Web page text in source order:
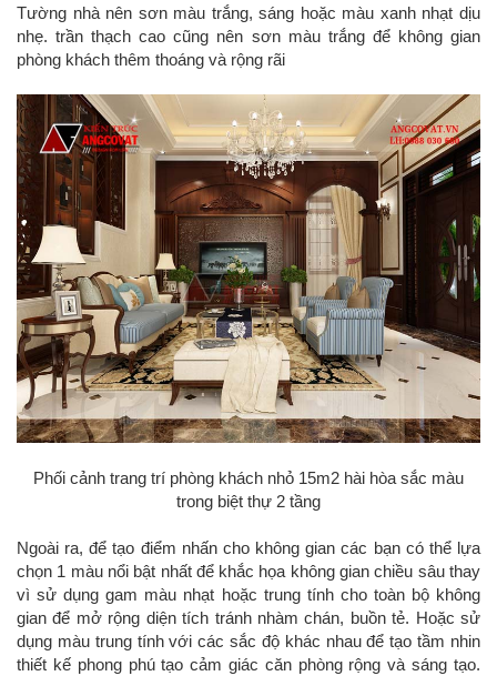
Tường nhà nên sơn màu trắng, sáng hoặc màu xanh nhạt dịu
nhẹ. trần thạch cao cũng nên sơn màu trắng để không gian
phòng khách thêm thoáng và rộng rãi
Phối cảnh trang trí phòng khách nhỏ 15m2 hài hòa sắc màu
trong biệt thự 2 tầng
Ngoài ra, để tạo điểm nhấn cho không gian các bạn có thể lựa
chọn 1 màu nổi bật nhất để khắc họa không gian chiều sâu thay
vì sử dụng gam màu nhạt hoặc trung tính cho toàn bộ không
gian để mở rộng diện tích tránh nhàm chán, buồn tẻ. Hoặc sử
dụng màu trung tính với các sắc độ khác nhau để tạo tầm nhin
thiết kế phong phú tạo cảm giác căn phòng rộng và sáng tạo.